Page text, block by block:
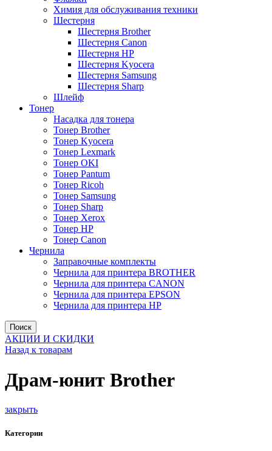
Химия для обслуживания техники
Шестерня
Шестерня Brother
Шестерня Canon
Шестерня HP
Шестерня Kyocera
Шестерня Samsung
Шестерня Sharp
Шлейф
Тонер
Насадка для тонера
Тонер Brother
Тонер Kyocera
Тонер Lexmark
Тонер OKI
Тонер Pantum
Тонер Ricoh
Тонер Samsung
Тонер Sharp
Тонер Xerox
Тонер НР
Тонер Саnon
Чернила
Заправочные комплекты
Чернила для принтера BROTHER
Чернила для принтера CANON
Чернила для принтера EPSON
Чернила для принтера HP
Поиск
АКЦИИ И СКИДКИ
Назад к товарам
Драм-юнит Brother
закрыть
Категории